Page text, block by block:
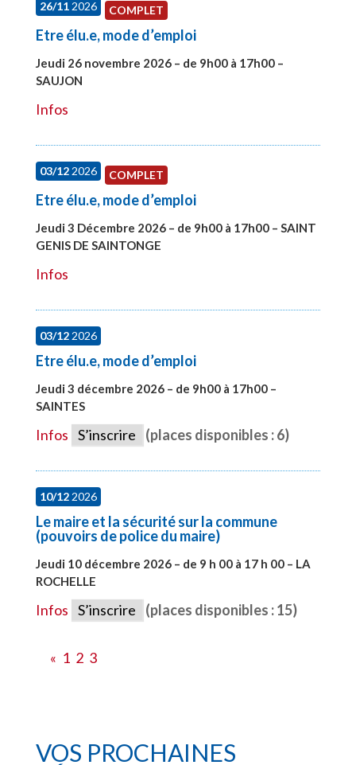
26/112026 COMPLET
Etre élu.e, mode d’emploi
Jeudi 26 novembre 2026 – de 9h00 à 17h00 –
SAUJON
Infos
03/122026 COMPLET
Etre élu.e, mode d’emploi
Jeudi 3 Décembre 2026 – de 9h00 à 17h00 – SAINT
GENIS DE SAINTONGE
Infos
03/122026
Etre élu.e, mode d’emploi
Jeudi 3 décembre 2026 – de 9h00 à 17h00 –
SAINTES
Infos S’inscrire (places disponibles : 6)
10/122026
Le maire et la sécurité sur la commune
(pouvoirs de police du maire)
Jeudi 10 décembre 2026 – de 9 h 00 à 17 h 00 – LA
ROCHELLE
Infos S’inscrire (places disponibles : 15)
« 1 2 3
VOS PROCHAINES